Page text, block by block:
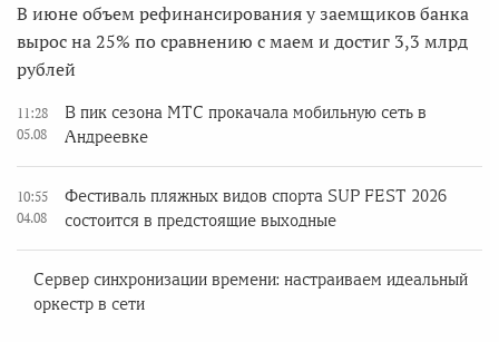
В июне объем рефинансирования у заемщиков банка
вырос на 25% по сравнению с маем и достиг 3,3 млрд
рублей
11:28
05.08
В пик сезона МТС прокачала мобильную сеть в
Андреевке
10:55
04.08
Фестиваль пляжных видов спорта SUP FEST 2026
состоится в предстоящие выходные
Сервер синхронизации времени: настраиваем идеальный
оркестр в сети